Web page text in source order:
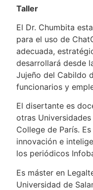
Taller
El Dr. Chumbita
para el uso de
adecuada,
desarrollará desde
Jujeño del Cabildo
funcionarios y
El disertante es
otras
College de París.
innovación e
los periódicos
Es máster en
Universidad de